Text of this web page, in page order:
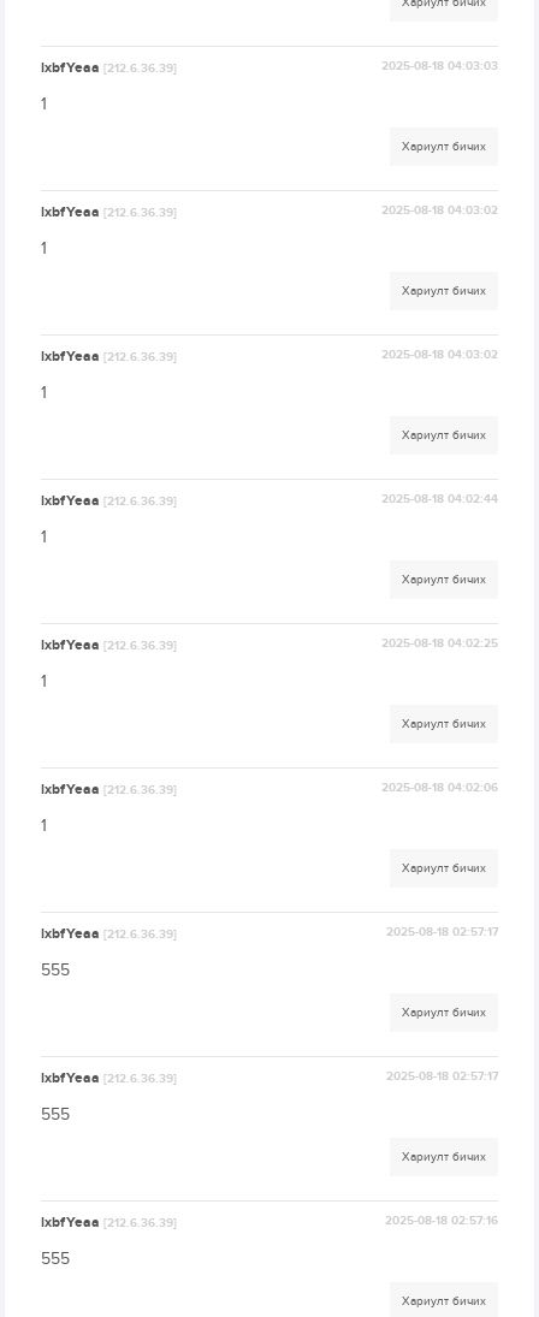
Хариулт бичих
lxbfYeaa[212.6.36.39] 2025-08-18 04:03:03
1
Хариулт бичих
lxbfYeaa[212.6.36.39] 2025-08-18 04:03:02
1
Хариулт бичих
lxbfYeaa[212.6.36.39] 2025-08-18 04:03:02
1
Хариулт бичих
lxbfYeaa[212.6.36.39] 2025-08-18 04:02:44
1
Хариулт бичих
lxbfYeaa[212.6.36.39] 2025-08-18 04:02:25
1
Хариулт бичих
lxbfYeaa[212.6.36.39] 2025-08-18 04:02:06
1
Хариулт бичих
lxbfYeaa[212.6.36.39] 2025-08-18 02:57:17
555
Хариулт бичих
lxbfYeaa[212.6.36.39] 2025-08-18 02:57:17
555
Хариулт бичих
lxbfYeaa[212.6.36.39] 2025-08-18 02:57:16
555
Хариулт бичих